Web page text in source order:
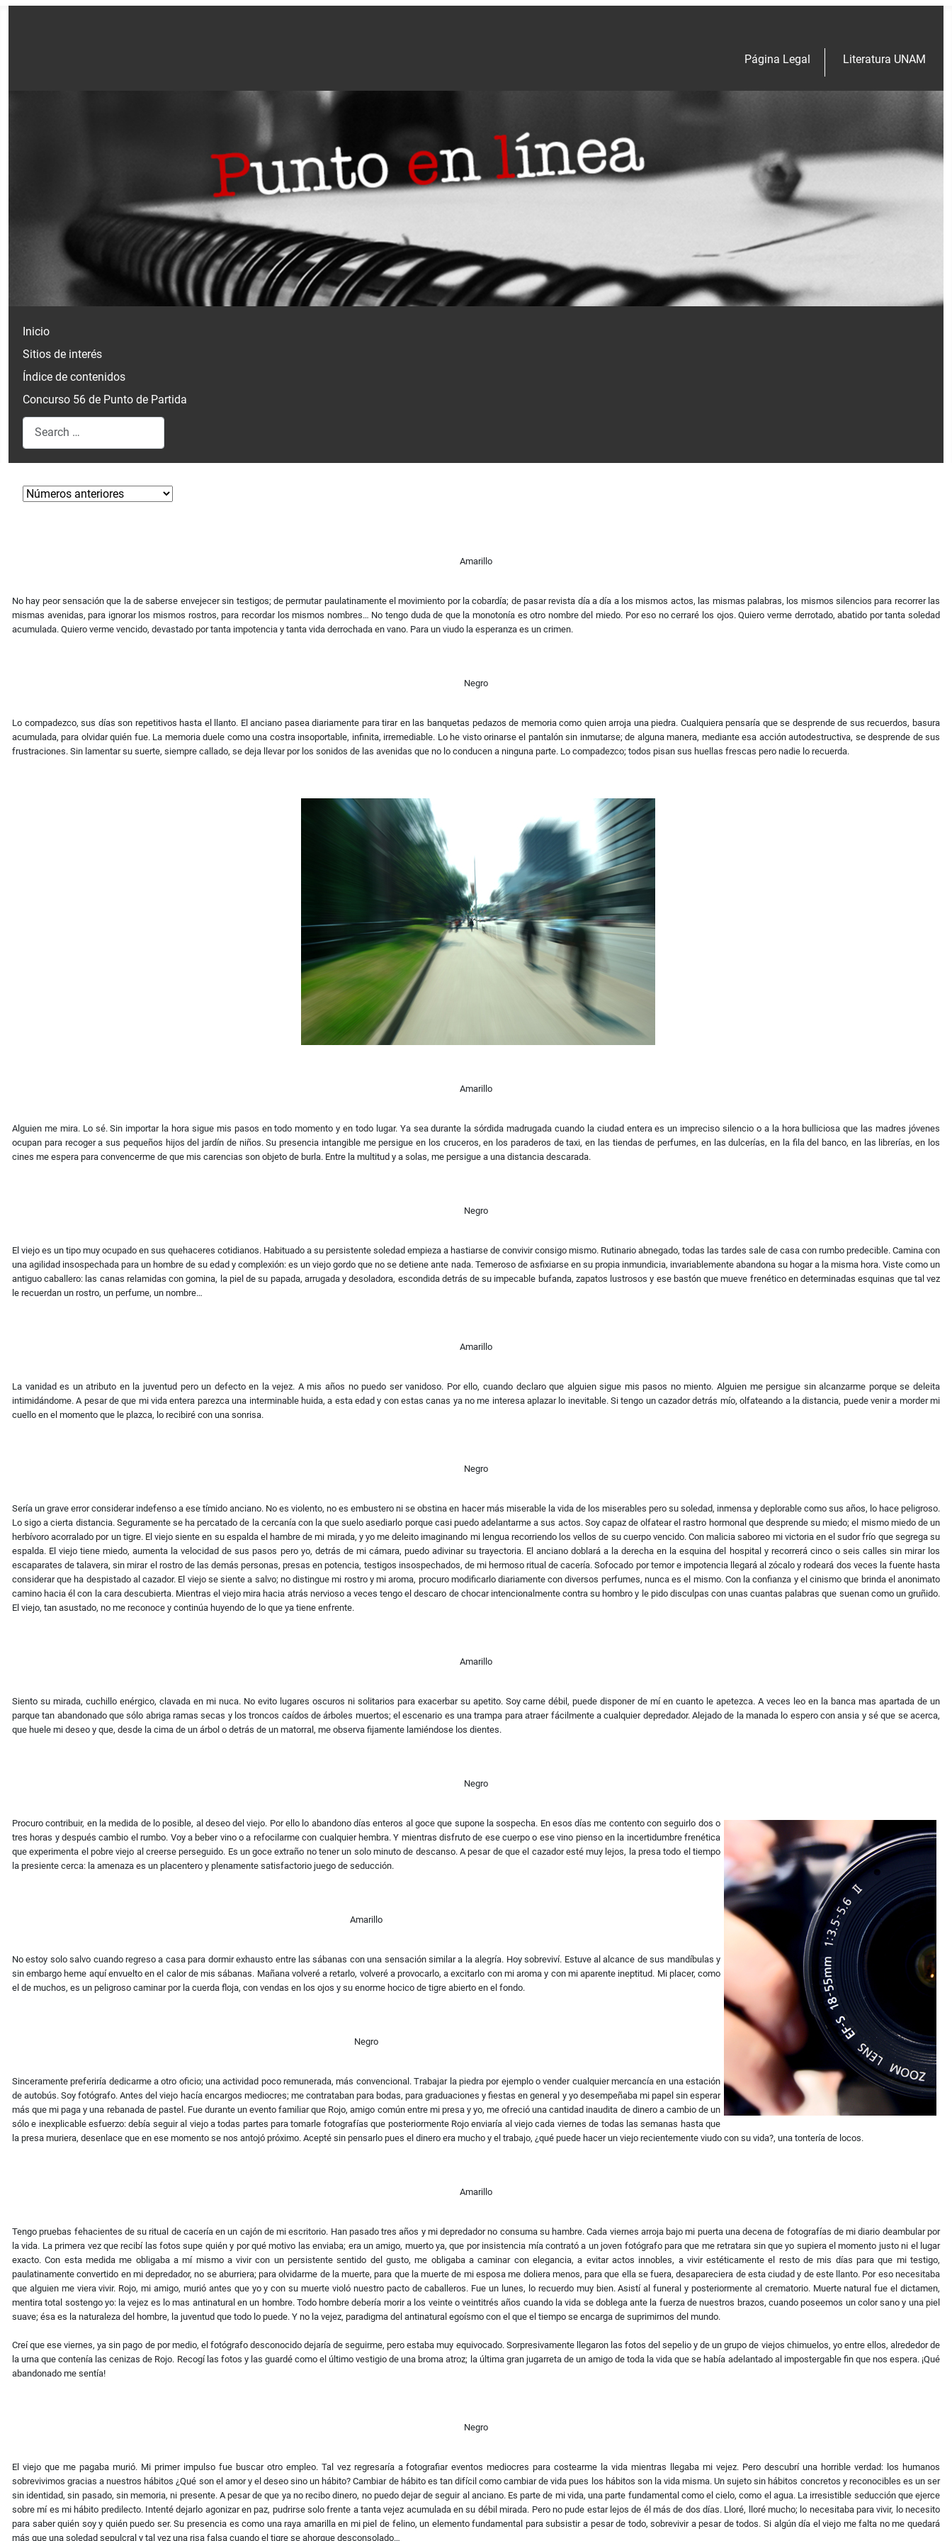
Literatura UNAM
Página Legal
Inicio
Sitios de interés
Índice de contenidos
Concurso 56 de Punto de Partida
Search
Amarillo
No hay peor sensación que la de saberse envejecer sin testigos; de permutar paulatinamente el movimiento por la cobardía; de pasar revista día a día a los mismos actos, las mismas palabras, los mismos silencios para recorrer las
mismas avenidas, para ignorar los mismos rostros, para recordar los mismos nombres… No tengo duda de que la monotonía es otro nombre del miedo. Por eso no cerraré los ojos. Quiero verme derrotado, abatido por tanta soledad
acumulada. Quiero verme vencido, devastado por tanta impotencia y tanta vida derrochada en vano. Para un viudo la esperanza es un crimen.
Negro
Lo compadezco, sus días son repetitivos hasta el llanto. El anciano pasea diariamente para tirar en las banquetas pedazos de memoria como quien arroja una piedra. Cualquiera pensaría que se desprende de sus recuerdos, basura
acumulada, para olvidar quién fue. La memoria duele como una costra insoportable, infinita, irremediable. Lo he visto orinarse el pantalón sin inmutarse; de alguna manera, mediante esa acción autodestructiva, se desprende de sus
frustraciones. Sin lamentar su suerte, siempre callado, se deja llevar por los sonidos de las avenidas que no lo conducen a ninguna parte. Lo compadezco; todos pisan sus huellas frescas pero nadie lo recuerda.
Amarillo
Alguien me mira. Lo sé. Sin importar la hora sigue mis pasos en todo momento y en todo lugar. Ya sea durante la sórdida madrugada cuando la ciudad entera es un impreciso silencio o a la hora bulliciosa que las madres jóvenes
ocupan para recoger a sus pequeños hijos del jardín de niños. Su presencia intangible me persigue en los cruceros, en los paraderos de taxi, en las tiendas de perfumes, en las dulcerías, en la fila del banco, en las librerías, en los
cines me espera para convencerme de que mis carencias son objeto de burla. Entre la multitud y a solas, me persigue a una distancia descarada.
Negro
El viejo es un tipo muy ocupado en sus quehaceres cotidianos. Habituado a su persistente soledad empieza a hastiarse de convivir consigo mismo. Rutinario abnegado, todas las tardes sale de casa con rumbo predecible. Camina con
una agilidad insospechada para un hombre de su edad y complexión: es un viejo gordo que no se detiene ante nada. Temeroso de asfixiarse en su propia inmundicia, invariablemente abandona su hogar a la misma hora. Viste como un
antiguo caballero: las canas relamidas con gomina, la piel de su papada, arrugada y desoladora, escondida detrás de su impecable bufanda, zapatos lustrosos y ese bastón que mueve frenético en determinadas esquinas que tal vez
le recuerdan un rostro, un perfume, un nombre…
Amarillo
La vanidad es un atributo en la juventud pero un defecto en la vejez. A mis años no puedo ser vanidoso. Por ello, cuando declaro que alguien sigue mis pasos no miento. Alguien me persigue sin alcanzarme porque se deleita
intimidándome. A pesar de que mi vida entera parezca una interminable huida, a esta edad y con estas canas ya no me interesa aplazar lo inevitable. Si tengo un cazador detrás mío, olfateando a la distancia, puede venir a morder mi
cuello en el momento que le plazca, lo recibiré con una sonrisa.
Negro
Sería un grave error considerar indefenso a ese tímido anciano. No es violento, no es embustero ni se obstina en hacer más miserable la vida de los miserables pero su soledad, inmensa y deplorable como sus años, lo hace peligroso.
Lo sigo a cierta distancia. Seguramente se ha percatado de la cercanía con la que suelo asediarlo porque casi puedo adelantarme a sus actos. Soy capaz de olfatear el rastro hormonal que desprende su miedo; el mismo miedo de un
herbívoro acorralado por un tigre. El viejo siente en su espalda el hambre de mi mirada, y yo me deleito imaginando mi lengua recorriendo los vellos de su cuerpo vencido. Con malicia saboreo mi victoria en el sudor frío que segrega su
espalda. El viejo tiene miedo, aumenta la velocidad de sus pasos pero yo, detrás de mi cámara, puedo adivinar su trayectoria. El anciano doblará a la derecha en la esquina del hospital y recorrerá cinco o seis calles sin mirar los
escaparates de talavera, sin mirar el rostro de las demás personas, presas en potencia, testigos insospechados, de mi hermoso ritual de cacería. Sofocado por temor e impotencia llegará al zócalo y rodeará dos veces la fuente hasta
considerar que ha despistado al cazador. El viejo se siente a salvo; no distingue mi rostro y mi aroma, procuro modificarlo diariamente con diversos perfumes, nunca es el mismo. Con la confianza y el cinismo que brinda el anonimato
camino hacia él con la cara descubierta. Mientras el viejo mira hacia atrás nervioso a veces tengo el descaro de chocar intencionalmente contra su hombro y le pido disculpas con unas cuantas palabras que suenan como un gruñido.
El viejo, tan asustado, no me reconoce y continúa huyendo de lo que ya tiene enfrente.
Amarillo
Siento su mirada, cuchillo enérgico, clavada en mi nuca. No evito lugares oscuros ni solitarios para exacerbar su apetito. Soy carne débil, puede disponer de mí en cuanto le apetezca. A veces leo en la banca mas apartada de un
parque tan abandonado que sólo abriga ramas secas y los troncos caídos de árboles muertos; el escenario es una trampa para atraer fácilmente a cualquier depredador. Alejado de la manada lo espero con ansia y sé que se acerca,
que huele mi deseo y que, desde la cima de un árbol o detrás de un matorral, me observa fijamente lamiéndose los dientes.
Negro
Procuro contribuir, en la medida de lo posible, al deseo del viejo. Por ello lo abandono días enteros al goce que supone la sospecha. En esos días me contento con seguirlo dos o
tres horas y después cambio el rumbo. Voy a beber vino o a refocilarme con cualquier hembra. Y mientras disfruto de ese cuerpo o ese vino pienso en la incertidumbre frenética
que experimenta el pobre viejo al creerse perseguido. Es un goce extraño no tener un solo minuto de descanso. A pesar de que el cazador esté muy lejos, la presa todo el tiempo
la presiente cerca: la amenaza es un placentero y plenamente satisfactorio juego de seducción.
Amarillo
No estoy solo salvo cuando regreso a casa para dormir exhausto entre las sábanas con una sensación similar a la alegría. Hoy sobreviví. Estuve al alcance de sus mandíbulas y
sin embargo heme aquí envuelto en el calor de mis sábanas. Mañana volveré a retarlo, volveré a provocarlo, a excitarlo con mi aroma y con mi aparente ineptitud. Mi placer, como
el de muchos, es un peligroso caminar por la cuerda floja, con vendas en los ojos y su enorme hocico de tigre abierto en el fondo.
Negro
Sinceramente preferiría dedicarme a otro oficio; una actividad poco remunerada, más convencional. Trabajar la piedra por ejemplo o vender cualquier mercancía en una estación
de autobús. Soy fotógrafo. Antes del viejo hacía encargos mediocres; me contrataban para bodas, para graduaciones y fiestas en general y yo desempeñaba mi papel sin esperar
más que mi paga y una rebanada de pastel. Fue durante un evento familiar que Rojo, amigo común entre mi presa y yo, me ofreció una cantidad inaudita de dinero a cambio de un
sólo e inexplicable esfuerzo: debía seguir al viejo a todas partes para tomarle fotografías que posteriormente Rojo enviaría al viejo cada viernes de todas las semanas hasta que
la presa muriera, desenlace que en ese momento se nos antojó próximo. Acepté sin pensarlo pues el dinero era mucho y el trabajo, ¿qué puede hacer un viejo recientemente viudo con su vida?, una tontería de locos.
Amarillo
Tengo pruebas fehacientes de su ritual de cacería en un cajón de mi escritorio. Han pasado tres años y mi depredador no consuma su hambre. Cada viernes arroja bajo mi puerta una decena de fotografías de mi diario deambular por
la vida. La primera vez que recibí las fotos supe quién y por qué motivo las enviaba; era un amigo, muerto ya, que por insistencia mía contrató a un joven fotógrafo para que me retratara sin que yo supiera el momento justo ni el lugar
exacto. Con esta medida me obligaba a mí mismo a vivir con un persistente sentido del gusto, me obligaba a caminar con elegancia, a evitar actos innobles, a vivir estéticamente el resto de mis días para que mi testigo,
paulatinamente convertido en mi depredador, no se aburriera; para olvidarme de la muerte, para que la muerte de mi esposa me doliera menos, para que ella se fuera, desapareciera de esta ciudad y de este llanto. Por eso necesitaba
que alguien me viera vivir. Rojo, mi amigo, murió antes que yo y con su muerte violó nuestro pacto de caballeros. Fue un lunes, lo recuerdo muy bien. Asistí al funeral y posteriormente al crematorio. Muerte natural fue el dictamen,
mentira total sostengo yo: la vejez es lo mas antinatural en un hombre. Todo hombre debería morir a los veinte o veintitrés años cuando la vida se doblega ante la fuerza de nuestros brazos, cuando poseemos un color sano y una piel
suave; ésa es la naturaleza del hombre, la juventud que todo lo puede. Y no la vejez, paradigma del antinatural egoísmo con el que el tiempo se encarga de suprimirnos del mundo.
Creí que ese viernes, ya sin pago de por medio, el fotógrafo desconocido dejaría de seguirme, pero estaba muy equivocado. Sorpresivamente llegaron las fotos del sepelio y de un grupo de viejos chimuelos, yo entre ellos, alrededor de
la urna que contenía las cenizas de Rojo. Recogí las fotos y las guardé como el último vestigio de una broma atroz; la última gran jugarreta de un amigo de toda la vida que se había adelantado al impostergable fin que nos espera. ¡Qué
abandonado me sentía!
Negro
El viejo que me pagaba murió. Mi primer impulso fue buscar otro empleo. Tal vez regresaría a fotografiar eventos mediocres para costearme la vida mientras llegaba mi vejez. Pero descubrí una horrible verdad: los humanos
sobrevivimos gracias a nuestros hábitos ¿Qué son el amor y el deseo sino un hábito? Cambiar de hábito es tan difícil como cambiar de vida pues los hábitos son la vida misma. Un sujeto sin hábitos concretos y reconocibles es un ser
sin identidad, sin pasado, sin memoria, ni presente. A pesar de que ya no recibo dinero, no puedo dejar de seguir al anciano. Es parte de mi vida, una parte fundamental como el cielo, como el agua. La irresistible seducción que ejerce
sobre mí es mi hábito predilecto. Intenté dejarlo agonizar en paz, pudrirse solo frente a tanta vejez acumulada en su débil mirada. Pero no pude estar lejos de él más de dos días. Lloré, lloré mucho; lo necesitaba para vivir, lo necesito
para saber quién soy y quién puedo ser. Su presencia es como una raya amarilla en mi piel de felino, un elemento fundamental para subsistir a pesar de todo, sobrevivir a pesar de todos. Si algún día el viejo me falta no me quedará
más que una soledad sepulcral y tal vez una risa falsa cuando el tigre se ahorque desconsolado…